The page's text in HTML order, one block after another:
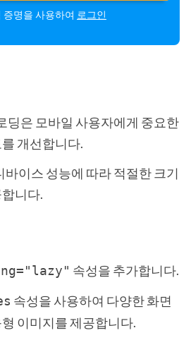
증명을 사용하여 로그인
딩은 모바일 사용자에게 중요한
개선합니다.
바이스 성능에 따라 적절한 크기
니다.
속성을 추가합니다.
속성을 사용하여 다양한 화면
이미지를 제공합니다.